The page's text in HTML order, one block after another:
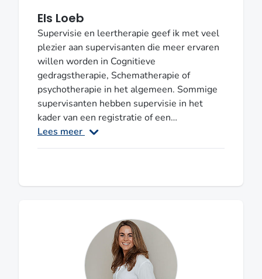
HollandSupervisor VGCt
Els Loeb
Supervisie en leertherapie geef ik met veel
plezier aan supervisanten die meer ervaren
willen worden in Cognitieve
gedragstherapie, Schematherapie of
psychotherapie in het algemeen. Sommige
supervisanten hebben supervisie in het
kader van een registratie of een
opleidingstraject. Het begeleiden van een
n=1 studie voor de VGCT doe ik graag. Ik
ervaring in de ambulante als klinische GGZ.
multidisciplinaire teams gewerkt. Ik geef
cursussen Schematherapie en ben opleider
van de NVGP. Regio: UtrechtSupervisor
NVP / VGCT / Vereniging
voor Schematherapie
Lees meer